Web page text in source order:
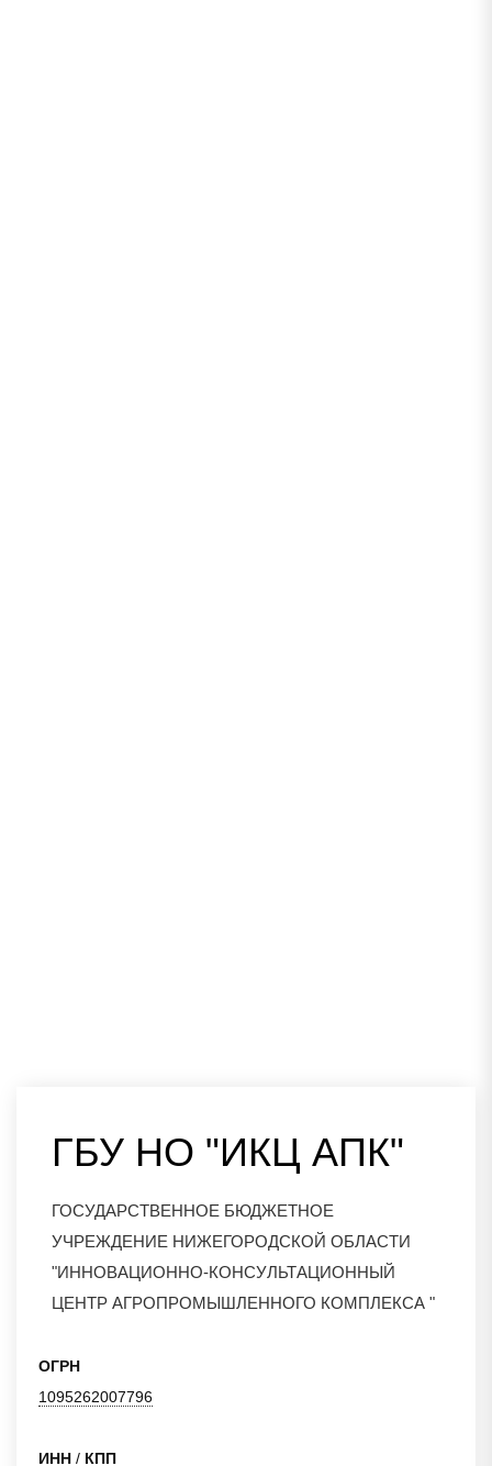
ГБУ НО "ИКЦ АПК"
ГОСУДАРСТВЕННОЕ БЮДЖЕТНОЕ
УЧРЕЖДЕНИЕ НИЖЕГОРОДСКОЙ ОБЛАСТИ
"ИННОВАЦИОННО-КОНСУЛЬТАЦИОННЫЙ
ЦЕНТР АГРОПРОМЫШЛЕННОГО КОМПЛЕКСА "
ОГРН
1095262007796
ИНН / КПП